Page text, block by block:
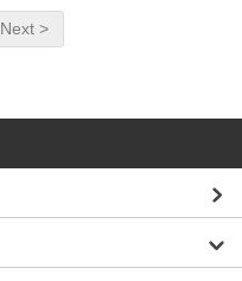
Next >